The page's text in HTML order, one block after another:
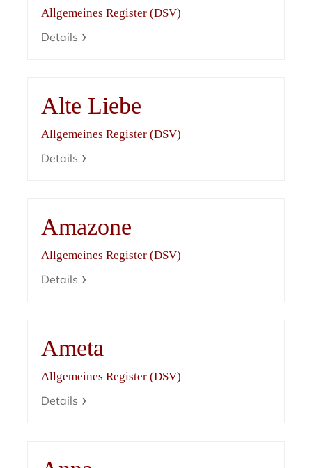
Allgemeines Register (DSV)
Details
Alte Liebe
Allgemeines Register (DSV)
Details
Amazone
Allgemeines Register (DSV)
Details
Ameta
Allgemeines Register (DSV)
Details